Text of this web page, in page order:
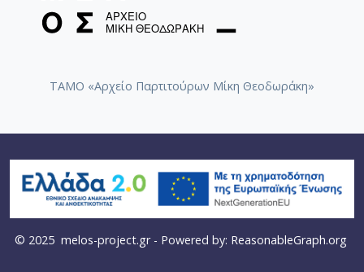
ΤΑΜΟ «Αρχείο Παρτιτούρων Μίκη Θεοδωράκη»
© 2025 melos-project.gr- Powered by: ReasonableGraph.org